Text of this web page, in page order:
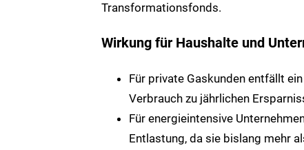
Transformationsfonds.
Wirkung für Haushalte und
Für private Gaskunden entfällt
Verbrauch zu jährlichen
Für energieintensive
Entlastung, da sie bislang mehr